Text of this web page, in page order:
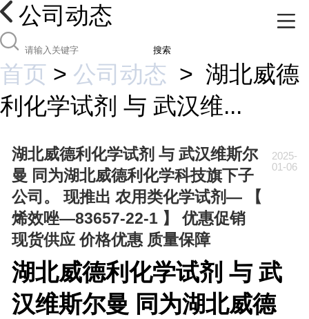
公司动态
搜索
首页 > 公司动态 > 湖北威德
利化学试剂 与 武汉维...
湖北威德利化学试剂 与 武汉维斯尔
曼 同为湖北威德利化学科技旗下子
公司。 现推出 农用类化学试剂— 【
烯效唑—83657-22-1 】 优惠促销
现货供应 价格优惠 质量保障
2025-
01-06
湖北威德利化学试剂 与 武
汉维斯尔曼 同为湖北威德